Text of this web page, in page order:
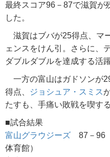
最終スコア96－87で滋賀が
した。
滋賀はブバが25得点、マ
ェンスをけん引。さらに、
ダブルダブルを達成する活
一方の富山はガドソンが
得点、
ジョシュア・スミス
たすも、手痛い敗戦を喫す
■試合結果
富山グラウジーズ 87－96
体育館）